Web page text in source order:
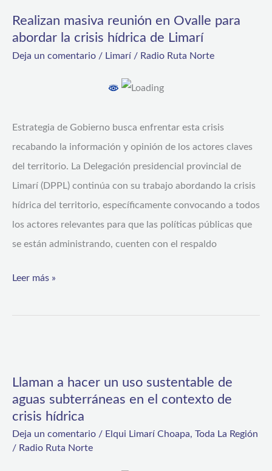
Realizan masiva reunión en Ovalle para
abordar la crisis hídrica de Limarí
Deja un comentario / Limarí / Radio Ruta Norte
Estrategia de Gobierno busca enfrentar esta crisis
recabando la información y opinión de los actores claves
del territorio. La Delegación presidencial provincial de
Limarí (DPPL) continúa con su trabajo abordando la crisis
hídrica del territorio, específicamente convocando a todos
los actores relevantes para que las políticas públicas que
se están administrando, cuenten con el respaldo
reunión
la
crisis
hídrica
de
Limarí
Leer más »
Llaman a hacer un uso sustentable de
aguas subterráneas en el contexto de
crisis hídrica
Deja un comentario / Elqui Limarí Choapa, Toda La Región
/ Radio Ruta Norte
hacer
un
sustentable